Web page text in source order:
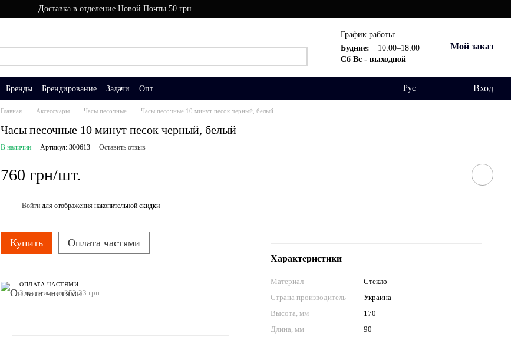
Доставка в отделение Новой Почты 50 грн
График работы:
Будние:
10:00–18:00
Сб Вс - выходной
Мой заказ
Бренды Брендирование Задачи Опт Рус Вход
Главная Аксессуары Часы песочные Часы песочные 10 минут песок черный, белый
Часы песочные 10 минут песок черный, белый
В наличии Артикул: 300613 Оставить отзыв
760 грн/шт.
Войти для отображения накопительной скидки
Купить Оплата частями
ОПЛАТА ЧАСТЯМИ
3 платежа по 253.33 грн
Характеристики
Материал
Стекло
Страна производитель
Украина
Высота, мм
170
Длина, мм
90